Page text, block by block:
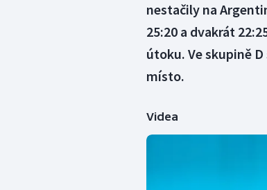
nestačily na
25:20 a dvakrát
útoku. Ve skupině
místo.
Videa